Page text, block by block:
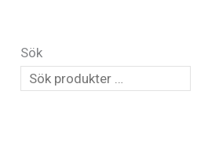
Sök